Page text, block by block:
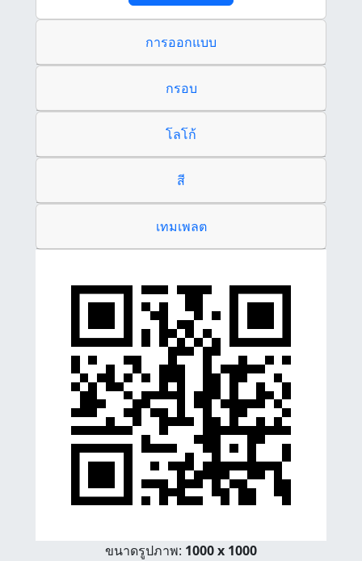
การออกแบบ
กรอบ
โลโก้
สี
เทมเพลต
ขนาดรูปภาพ: 1000 x 1000